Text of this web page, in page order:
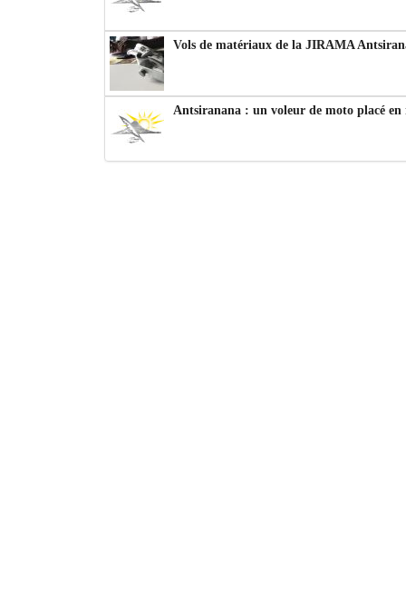
Vols de matériaux de la JIRAMA
Antsiranana : un voleur de moto placé en